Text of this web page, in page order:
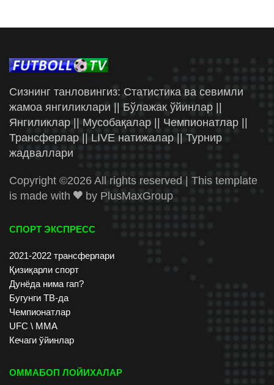
Сизнинг танловингиз: Статистика ва севимли
жамоа янгиликлари || Бўлажак ўйинлар ||
Янгиликлар || Мусобақалар || Чемпионатлар ||
Трансферлар || LIVE натижалар || Турнир
жадваллари
Copyright ©2026 All rights reserved | This template
is made with
by PlusMaxGroup
СПОРТ ЭКСПРЕСС
2021-2022 трансферлари
Қизиқарли спорт
Дунёда нима гап?
Бугунги ТВ-да
Чемпионатлар
UFC \ ММА
Кечаги ўйинлар
ОММАБОП ЛОЙИХАЛАР